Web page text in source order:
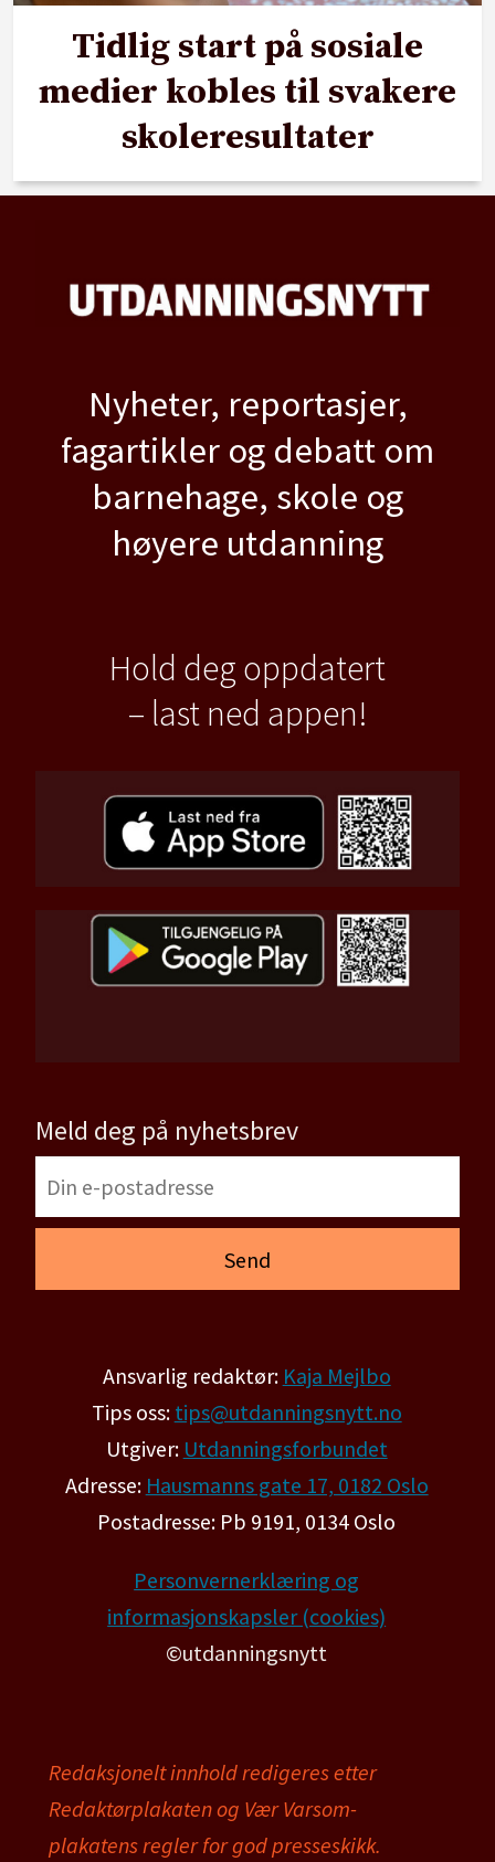
Tidlig start på sosiale
medier kobles til svakere
skoleresultater
Nyheter, reportasjer,
fagartikler og debatt om
barnehage, skole og
høyere utdanning
Hold deg oppdatert
– last ned appen!
Meld deg på nyhetsbrev
Ansvarlig redaktør: Kaja Mejlbo
Tips oss: tips@utdanningsnytt.no
Utgiver: Utdanningsforbundet
Adresse: Hausmanns gate 17, 0182 Oslo
Postadresse: Pb 9191, 0134 Oslo
Personvernerklæring og
informasjonskapsler (cookies)
©utdanningsnytt
Redaksjonelt innhold redigeres etter
Redaktørplakaten og Vær Varsom-
plakatens regler for god presseskikk.